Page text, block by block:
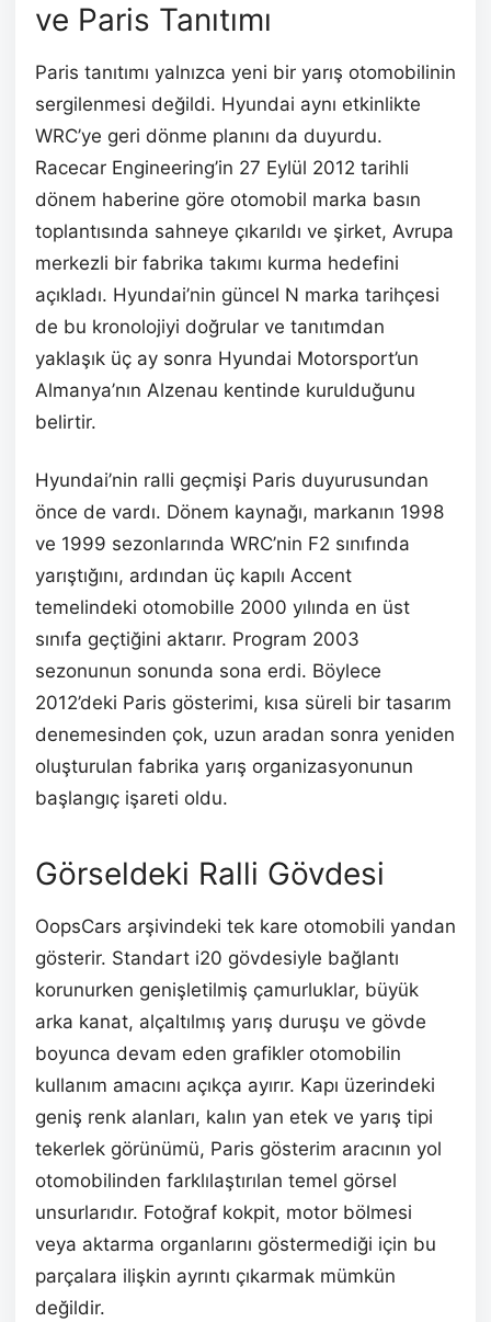
ve Paris Tanıtımı
Paris tanıtımı yalnızca yeni bir yarış otomobilinin
sergilenmesi değildi. Hyundai aynı etkinlikte
WRC’ye geri dönme planını da duyurdu.
Racecar Engineering’in 27 Eylül 2012 tarihli
dönem haberine göre otomobil marka basın
toplantısında sahneye çıkarıldı ve şirket, Avrupa
merkezli bir fabrika takımı kurma hedefini
açıkladı. Hyundai’nin güncel N marka tarihçesi
de bu kronolojiyi doğrular ve tanıtımdan
yaklaşık üç ay sonra Hyundai Motorsport’un
Almanya’nın Alzenau kentinde kurulduğunu
belirtir.
Hyundai’nin ralli geçmişi Paris duyurusundan
önce de vardı. Dönem kaynağı, markanın 1998
ve 1999 sezonlarında WRC’nin F2 sınıfında
yarıştığını, ardından üç kapılı Accent
temelindeki otomobille 2000 yılında en üst
sınıfa geçtiğini aktarır. Program 2003
sezonunun sonunda sona erdi. Böylece
2012’deki Paris gösterimi, kısa süreli bir tasarım
denemesinden çok, uzun aradan sonra yeniden
oluşturulan fabrika yarış organizasyonunun
başlangıç işareti oldu.
Görseldeki Ralli Gövdesi
OopsCars arşivindeki tek kare otomobili yandan
gösterir. Standart i20 gövdesiyle bağlantı
korunurken genişletilmiş çamurluklar, büyük
arka kanat, alçaltılmış yarış duruşu ve gövde
boyunca devam eden grafikler otomobilin
kullanım amacını açıkça ayırır. Kapı üzerindeki
geniş renk alanları, kalın yan etek ve yarış tipi
tekerlek görünümü, Paris gösterim aracının yol
otomobilinden farklılaştırılan temel görsel
unsurlarıdır. Fotoğraf kokpit, motor bölmesi
veya aktarma organlarını göstermediği için bu
parçalara ilişkin ayrıntı çıkarmak mümkün
değildir.